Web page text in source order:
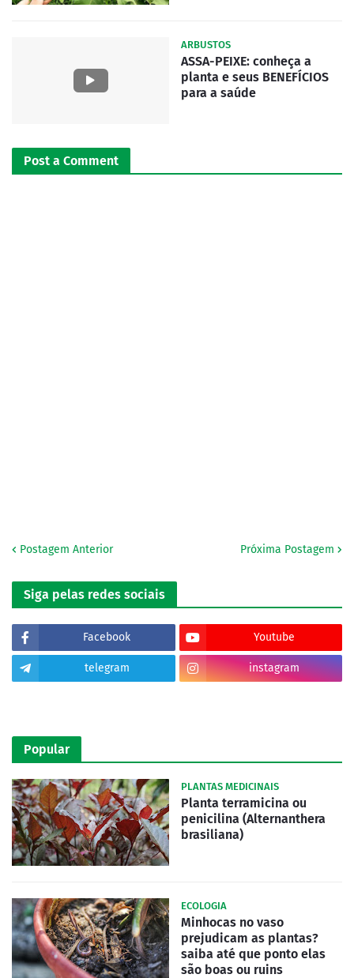
ARBUSTOS
ASSA-PEIXE: conheça a
planta e seus BENEFÍCIOS
para a saúde
Post a Comment
Postagem Anterior Próxima Postagem
Siga pelas redes sociais
Facebook Youtube
telegram instagram
Popular
PLANTAS MEDICINAIS
Planta terramicina ou
penicilina (Alternanthera
brasiliana)
ECOLOGIA
Minhocas no vaso
prejudicam as plantas?
saiba até que ponto elas
são boas ou ruins